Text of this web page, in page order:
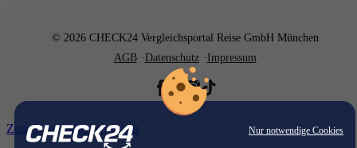
Nur notwendige Cookies
© 2026 CHECK24 Vergleichsportal Reise GmbH München
AGB
Datenschutz Impressum
Zum Hauptinhalt springen